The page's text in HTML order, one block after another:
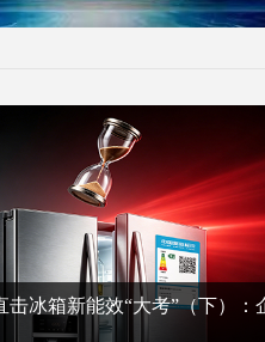
击冰箱新能效“大考”（下）：